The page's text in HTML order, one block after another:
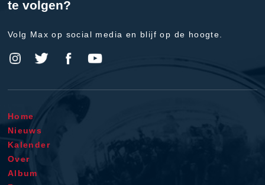
te volgen?
Volg Max op social media en blijf op de hoogte.
Home
Nieuws
Kalender
Over
Album